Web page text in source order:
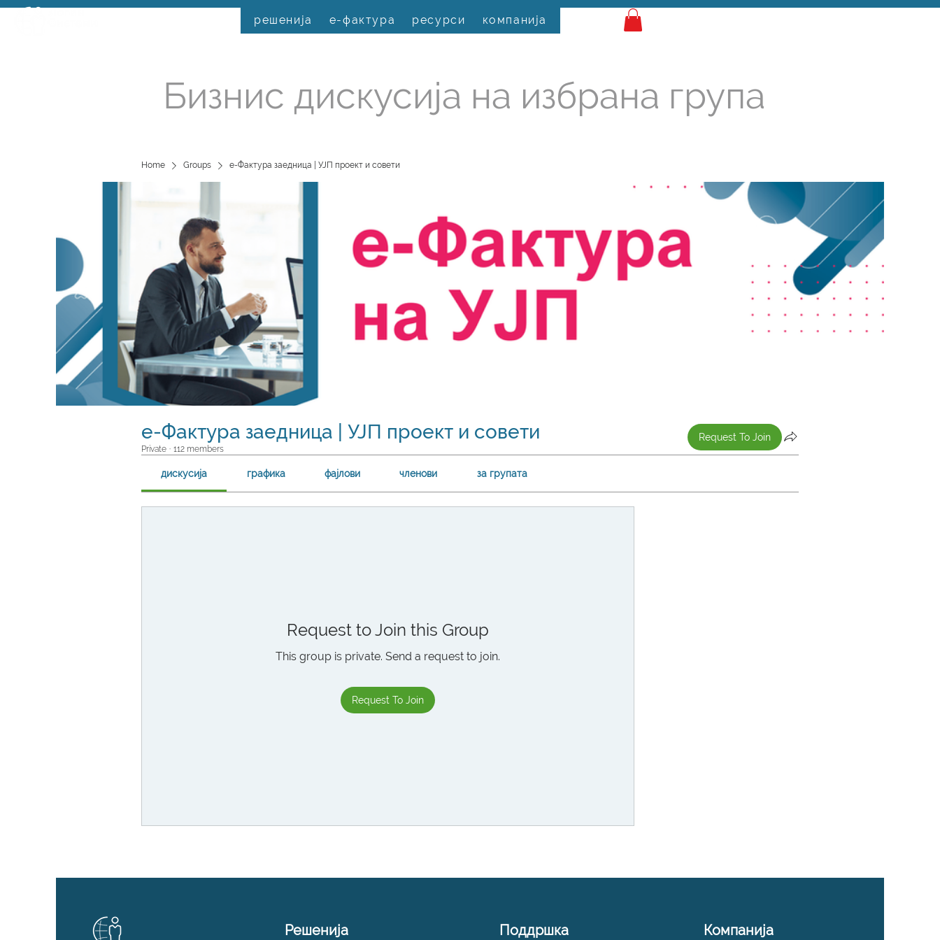
решенија е-фактура ресурси компанија
Бизнис дискусија на избрана група
Home Groups е-Фактура заедница | УЈП проект и совети
е-Фактура заедница | УЈП проект и совети
Private · 112 members
Request To Join
дискусија графика фајлови членови за групата
Request to Join this Group
This group is private. Send a request to join.
Request To Join
Решенија Поддршка Компанија